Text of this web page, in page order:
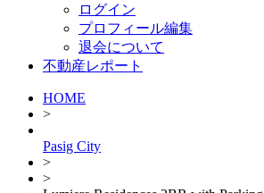
ログイン
プロフィール編集
退会について
不動産レポート
HOME
>
Pasig City
>
>